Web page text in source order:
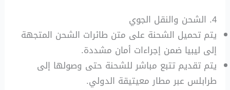
4. الشحن والنقل الجوي
يتم تحميل الشحنة على متن طائرات الشحن المتجهة
إلى ليبيا ضمن إجراءات أمان مشددة.
يتم تقديم تتبع مباشر للشحنة حتى وصولها إلى
طرابلس عبر مطار معيتيقة الدولي.